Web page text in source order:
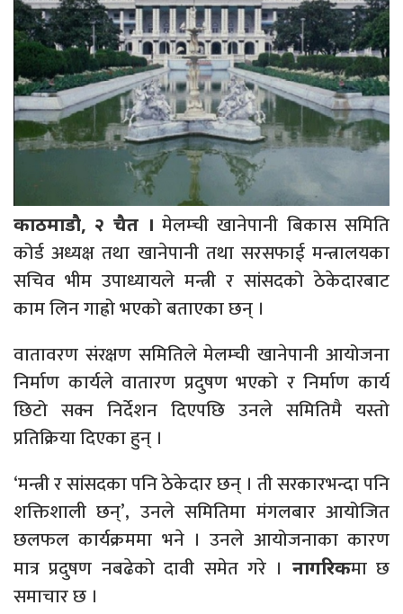
काठमाडौ, २ चैत । मेलम्ची खानेपानी बिकास समिति
कोर्ड अध्यक्ष तथा खानेपानी तथा सरसफाई मन्त्रालयका
सचिव भीम उपाध्यायले मन्त्री र सांसदको ठेकेदारबाट
काम लिन गाह्रो भएको बताएका छन् ।
वातावरण संरक्षण समितिले मेलम्ची खानेपानी आयोजना
निर्माण कार्यले वातारण प्रदुषण भएको र निर्माण कार्य
छिटो सक्न निर्देशन दिएपछि उनले समितिमै यस्तो
प्रतिक्रिया दिएका हुन् ।
‘मन्त्री र सांसदका पनि ठेकेदार छन् । ती सरकारभन्दा पनि
शक्तिशाली छन्’, उनले समितिमा मंगलबार आयोजित
छलफल कार्यक्रममा भने । उनले आयोजनाका कारण
मात्र प्रदुषण नबढेको दावी समेत गरे । नागरिकमा छ
समाचार छ ।